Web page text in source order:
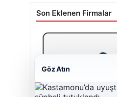
Son Eklenen Firmalar
Göz Atın